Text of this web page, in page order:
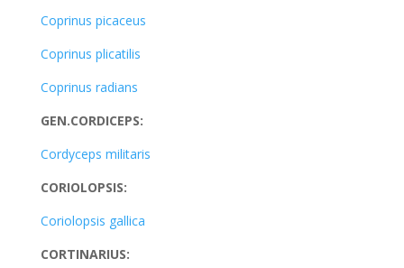
Coprinus picaceus
Coprinus plicatilis
Coprinus radians
GEN.CORDICEPS:
Cordyceps militaris
CORIOLOPSIS:
Coriolopsis gallica
CORTINARIUS: